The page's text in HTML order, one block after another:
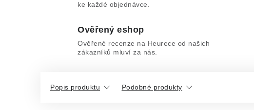
ke každé objednávce.
Ověřený eshop
Ověřené recenze na Heurece od našich
zákazníků mluví za nás.
Popis produktu Podobné produkty